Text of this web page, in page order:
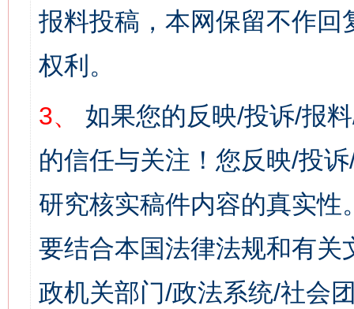
报料投稿，本网保留不作
权利。
3、
如果您的反映/投诉/报
的信任与关注！您反映/投
研究核实稿件内容的真实
要结合本国法律法规和有关
政机关部门/政法系统/社会